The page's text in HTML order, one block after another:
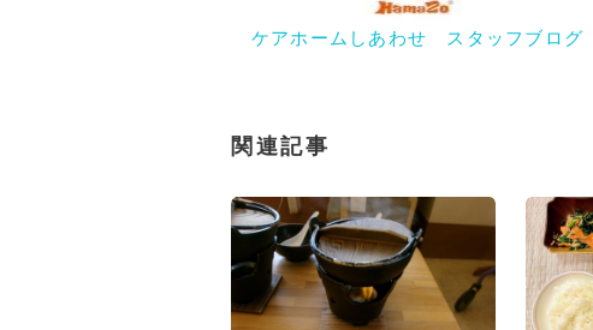
ケアホームしあわせ スタッフブログ
関連記事